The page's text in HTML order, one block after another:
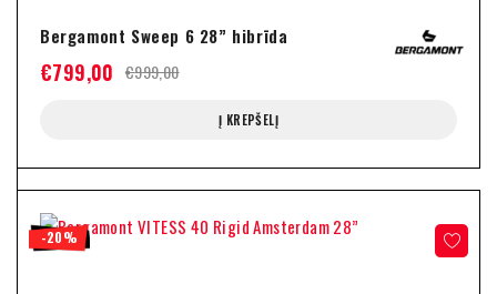
Bergamont Sweep 6 28” hibrīda
€999,00
€799,00
Į KREPŠELĮ
-20%